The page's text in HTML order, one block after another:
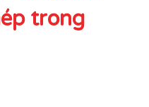
trong